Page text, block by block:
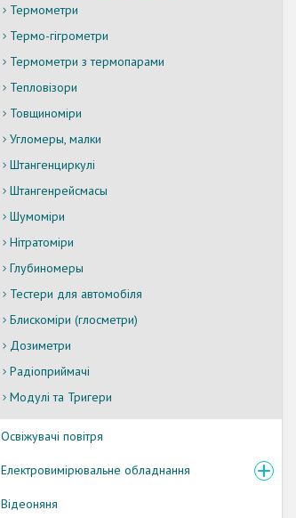
Термометри
Термо-гігрометри
Термометри з термопарами
Тепловізори
Товщиноміри
Угломеры, малки
Штангенциркулі
Штангенрейсмасы
Шумоміри
Нітратоміри
Глубиномеры
Тестери для автомобіля
Блискоміри (глосметри)
Дозиметри
Радіоприймачі
Модулі та Тригери
Освіжувачі повітря
Електровимірювальне обладнання
Відеоняня